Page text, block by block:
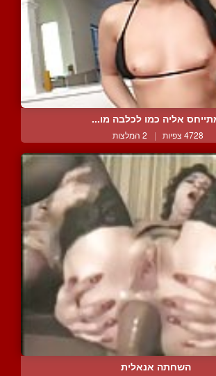
אליה כמו לכלבה מו...
4728 צפיות | 2 המלצות
השחתה אנאלית